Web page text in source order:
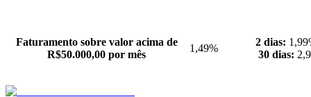
Faturamento sobre valor acima de
R$50.000,00 por mês
1,49%
2 dias:
30 dias: